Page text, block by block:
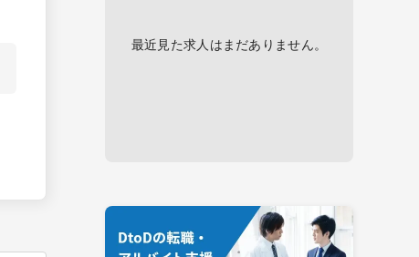
最近見た求人はまだありません。